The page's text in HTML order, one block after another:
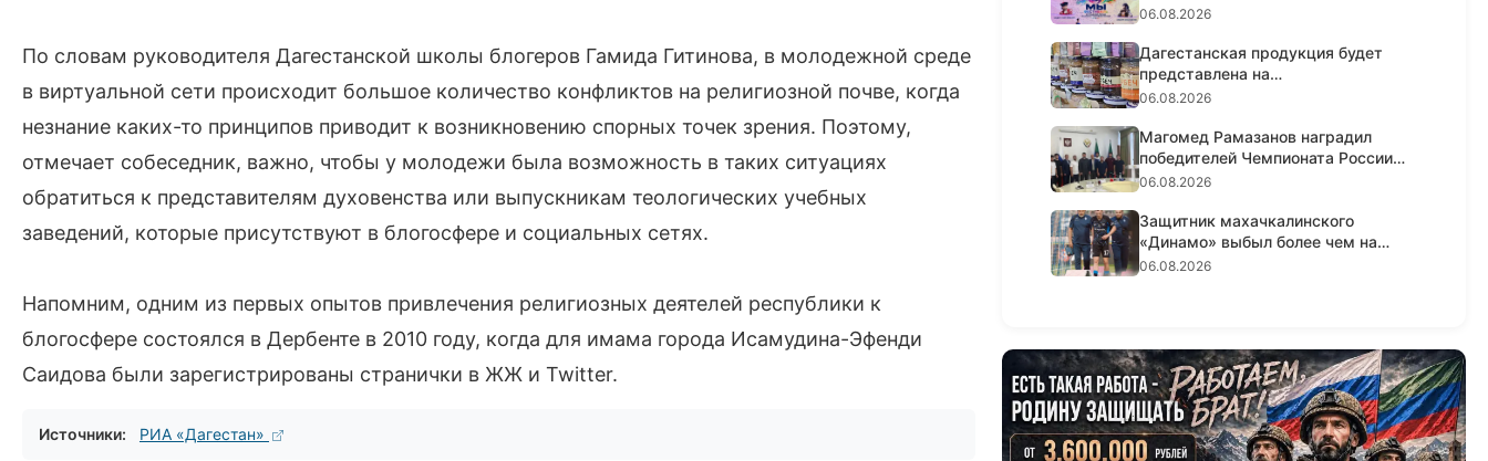
По словам руководителя Дагестанской школы блогеров Гамида Гитинова, в молодежной среде
в виртуальной сети происходит большое количество конфликтов на религиозной почве, когда
незнание каких-то принципов приводит к возникновению спорных точек зрения. Поэтому,
отмечает собеседник, важно, чтобы у молодежи была возможность в таких ситуациях
обратиться к представителям духовенства или выпускникам теологических учебных
заведений, которые присутствуют в блогосфере и социальных сетях.
Напомним, одним из первых опытов привлечения религиозных деятелей республики к
блогосфере состоялся в Дербенте в 2010 году, когда для имама города Исамудина-Эфенди
Саидова были зарегистрированы странички в ЖЖ и Twitter.
Источники: РИА «Дагестан»
06.08.2026
Дагестанская продукция будет
представлена на
гастрономическо...
06.08.2026
Магомед Рамазанов наградил
победителей Чемпионата России
по...
06.08.2026
Защитник махачкалинского
«Динамо» выбыл более чем на
полгода...
06.08.2026